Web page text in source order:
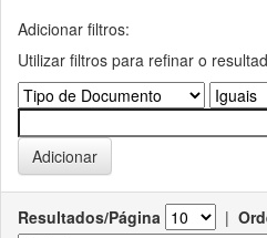
Adicionar filtros:
Utilizar filtros para refinar o
Resultados/Página |